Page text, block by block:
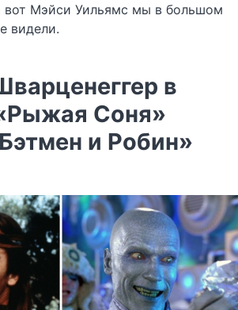
вот Мэйси Уильямс мы в большом
видели.
в
Соня»
и Робин»